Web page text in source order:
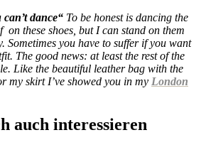
dance“ To be honest is dancing the
on these shoes, but I can stand on them
Sometimes you have to suffer if you want
The good news: at least the rest of the
Like the beautiful leather bag with the
my skirt I’ve showed you in my London
auch interessieren